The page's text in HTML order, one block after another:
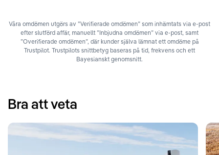
Våra omdömen utgörs av ”Verifierade omdömen” som inhämtats via e-post
efter slutförd affär, manuellt ”Inbjudna omdömen” via e-post, samt
”Overifierade omdömen”, där kunder själva lämnat ett omdöme på
Trustpilot. Trustpilots snittbetyg baseras på tid, frekvens och ett
Bayesianskt genomsnitt.
Bra att veta